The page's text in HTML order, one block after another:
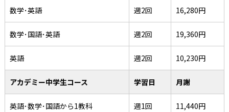
数学･英語 週2回 16,280円
数学･国語･英語 週2回 19,360円
英語 週2回 10,230円
アカデミー中学生コース 学習日 月謝
英語･数学･国語から1教科 週1回 11,440円